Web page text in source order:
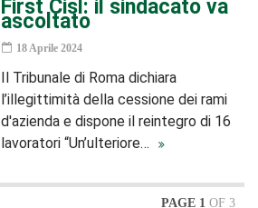
First Cisl: il sindacato va
ascoltato
18 Aprile 2024
Il Tribunale di Roma dichiara
l’illegittimità della cessione dei rami
d'azienda e dispone il reintegro di 16
lavoratori “Un’ulteriore…
PAGE 1 OF 3